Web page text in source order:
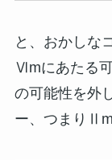
と、おかしな
Ⅵmにあたる
の可能性を外
ー、つまりⅡm